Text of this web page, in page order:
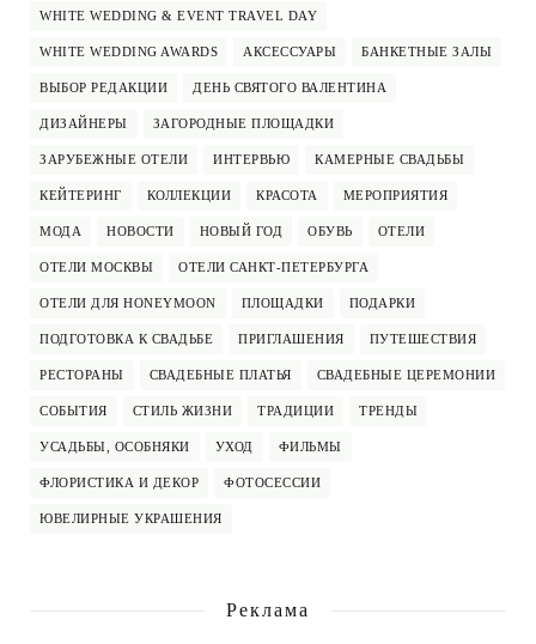
WHITE WEDDING & EVENT TRAVEL DAY
WHITE WEDDING AWARDS АКСЕССУАРЫ БАНКЕТНЫЕ ЗАЛЫ
ВЫБОР РЕДАКЦИИ ДЕНЬ СВЯТОГО ВАЛЕНТИНА
ДИЗАЙНЕРЫ ЗАГОРОДНЫЕ ПЛОЩАДКИ
ЗАРУБЕЖНЫЕ ОТЕЛИ ИНТЕРВЬЮ КАМЕРНЫЕ СВАДЬБЫ
КЕЙТЕРИНГ КОЛЛЕКЦИИ КРАСОТА МЕРОПРИЯТИЯ
МОДА НОВОСТИ НОВЫЙ ГОД ОБУВЬ ОТЕЛИ
ОТЕЛИ МОСКВЫ ОТЕЛИ САНКТ-ПЕТЕРБУРГА
ОТЕЛИ ДЛЯ HONEYMOON ПЛОЩАДКИ ПОДАРКИ
ПОДГОТОВКА К СВАДЬБЕ ПРИГЛАШЕНИЯ ПУТЕШЕСТВИЯ
РЕСТОРАНЫ СВАДЕБНЫЕ ПЛАТЬЯ СВАДЕБНЫЕ ЦЕРЕМОНИИ
СОБЫТИЯ СТИЛЬ ЖИЗНИ ТРАДИЦИИ ТРЕНДЫ
УСАДЬБЫ, ОСОБНЯКИ УХОД ФИЛЬМЫ
ФЛОРИСТИКА И ДЕКОР ФОТОСЕССИИ
ЮВЕЛИРНЫЕ УКРАШЕНИЯ
Реклама